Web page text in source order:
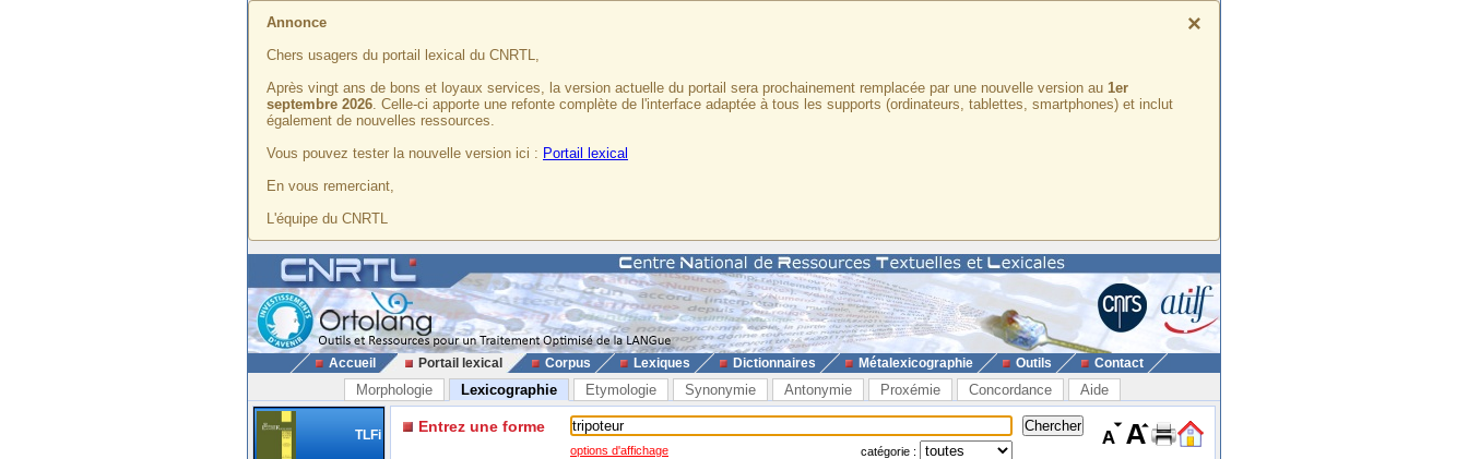
×
Annonce
Chers usagers du portail lexical du CNRTL,
Après vingt ans de bons et loyaux services, la version actuelle du portail sera prochainement remplacée par une nouvelle version au 1er
septembre 2026. Celle-ci apporte une refonte complète de l'interface adaptée à tous les supports (ordinateurs, tablettes, smartphones) et inclut
également de nouvelles ressources.
Vous pouvez tester la nouvelle version ici : Portail lexical
En vous remerciant,
L'équipe du CNRTL
Accueil Portail lexical Corpus Lexiques Dictionnaires Métalexicographie Outils Contact
Morphologie Lexicographie Etymologie Synonymie Antonymie Proxémie Concordance Aide
TLFi Entrez une forme
options d'affichage catégorie :